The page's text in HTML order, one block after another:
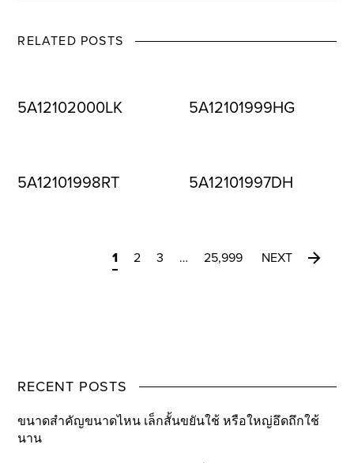
RELATED POSTS
5A12102000LK 5A12101999HG
5A12101998RT 5A12101997DH
1 2 3 … 25,999 NEXT
RECENT POSTS
ขนาดสำคัญขนาดไหน เล็กสั้นขยันใช้ หรือใหญ่อึดถึกใช้
นาน